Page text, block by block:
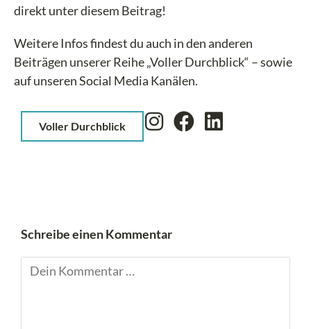
direkt unter diesem Beitrag!
Weitere Infos findest du auch in den anderen
Beiträgen unserer Reihe „Voller Durchblick“ – sowie
auf unseren Social Media Kanälen.
Voller Durchblick
Schreibe einen Kommentar